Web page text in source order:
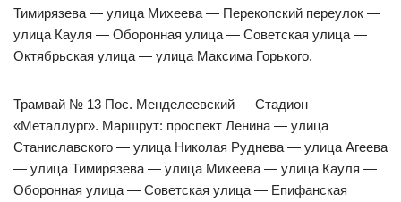
Тимирязева — улица Михеева — Перекопский переулок —
улица Кауля — Оборонная улица — Советская улица —
Октябрьская улица — улица Максима Горького.
Трамвай № 13 Пос. Менделеевский — Стадион
«Металлург». Маршрут: проспект Ленина — улица
Станиславского — улица Николая Руднева — улица Агеева
— улица Тимирязева — улица Михеева — улица Кауля —
Оборонная улица — Советская улица — Епифанская